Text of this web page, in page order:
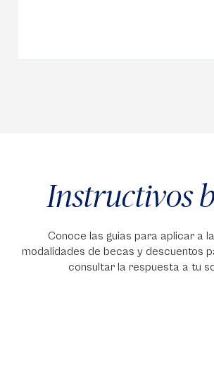
Instructivos
Conoce las guias para aplicar a
modalidades de becas y descuentos
consultar la respuesta a tu